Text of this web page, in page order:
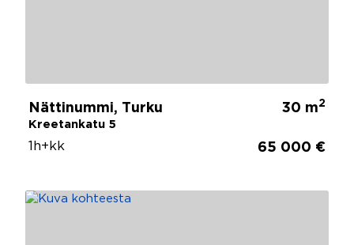
Nättinummi, Turku
Kreetankatu 5
30 m2
1h+kk 65 000 €